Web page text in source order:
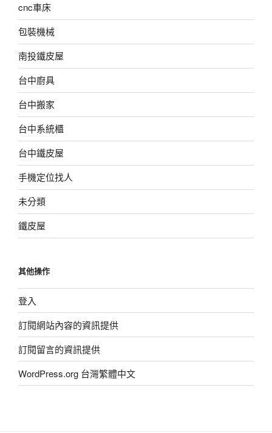
cnc車床
包裝機械
南投鐵皮屋
台中廚具
台中搬家
台中系統櫃
台中鐵皮屋
手機定位找人
未分類
鐵皮屋
其他操作
登入
訂閱網站內容的資訊提供
訂閱留言的資訊提供
WordPress.org 台灣繁體中文